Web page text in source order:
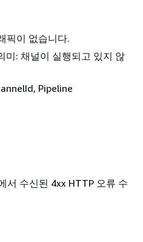
픽이 없습니다.
미: 채널이 실행되고 있지 않
Pipeline
서 수신된 4xx HTTP 오류 수